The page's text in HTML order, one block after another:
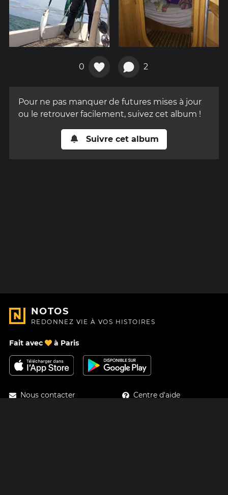
0 2
Pour ne pas manquer de futures mises à jour
ou le retrouver facilement, suivez cet album !
Suivre cet album
NOTOS
REDONNEZ VIE À VOS HISTOIRES
Fait avec à Paris
Nous contacter
Centre d'aide